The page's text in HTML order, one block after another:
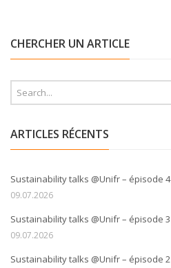
CHERCHER UN ARTICLE
ARTICLES RÉCENTS
Sustainability talks @Unifr – épisode 4
09.07.2026
Sustainability talks @Unifr – épisode 3
09.07.2026
Sustainability talks @Unifr – épisode 2